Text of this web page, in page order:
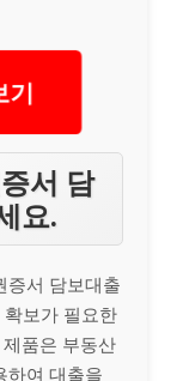
기
서 담
요.
증서 담보대출
보가 필요한
품은 부동산
하여 대출을